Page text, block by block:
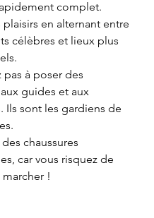
complet.
plaisirs en alternant entre
célèbres et lieux plus
pas à poser des
guides et aux
Ils sont les gardiens de
chaussures
car vous risquez de
!